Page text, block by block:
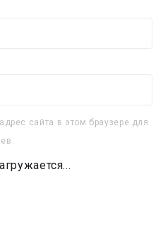
сайта в этом браузере для